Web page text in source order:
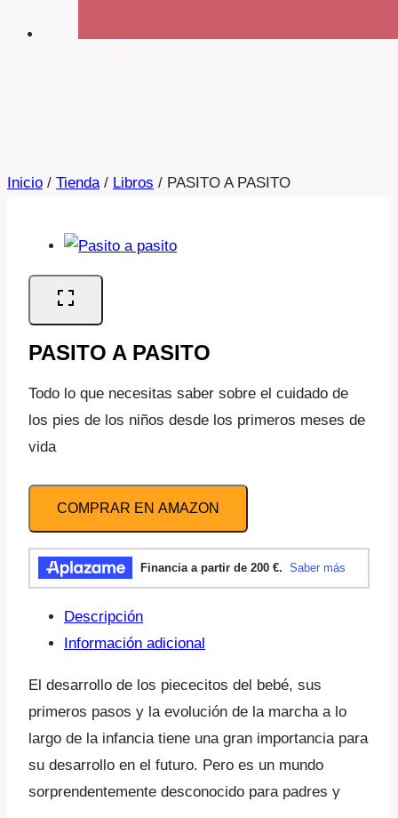
Inicio / Tienda / Libros / PASITO A PASITO
PASITO A PASITO
Todo lo que necesitas saber sobre el cuidado de
los pies de los niños desde los primeros meses de
vida
COMPRAR EN AMAZON
Descripción
Información adicional
El desarrollo de los piececitos del bebé, sus
primeros pasos y la evolución de la marcha a lo
largo de la infancia tiene una gran importancia para
su desarrollo en el futuro. Pero es un mundo
sorprendentemente desconocido para padres y